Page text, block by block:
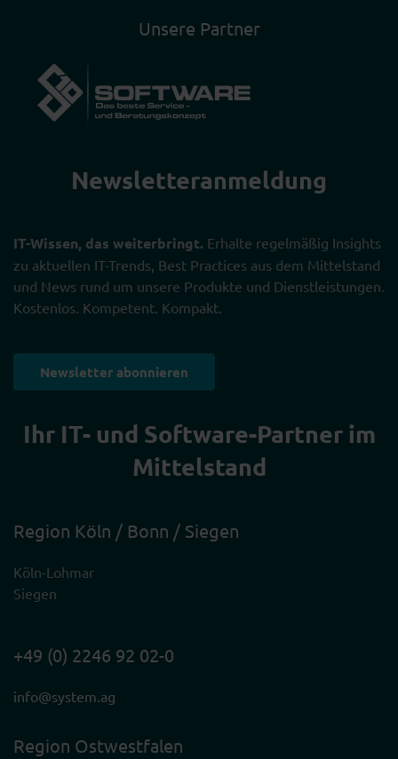
Unsere Partner
Newsletter­anmeldung
IT-Wissen, das weiterbringt. Erhalte regelmäßig Insights
zu aktuellen IT-Trends, Best Practices aus dem Mittelstand
und News rund um unsere Produkte und Dienstleistungen.
Kostenlos. Kompetent. Kompakt.
Newsletter abonnieren
Ihr IT- und Software-Partner im
Mittelstand
Region Köln / Bonn / Siegen
Köln-Lohmar
Siegen
+49 (0) 2246 92 02-0
info@system.ag
Region Ostwestfalen